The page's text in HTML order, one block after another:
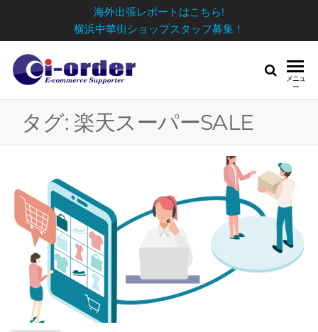
海外出張レポートはこちら!
横浜中華街ショップスタッフ募集！
日
メニュ
ー
タグ: 楽天スーパーSALE